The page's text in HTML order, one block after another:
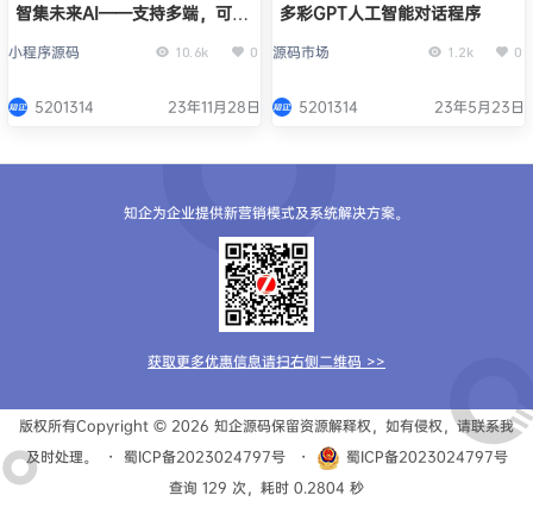
智集未来AI——支持多端，可自
小程序源码 10.6k 0
5201314 23年11月28日
多彩GPT人工智能对话程序
源码市场 1.2k 0
5201314 23年5月23日
知企为企业提供新营销模式及系统解决方案。
获取更多优惠信息请扫右侧二维码 >>
版权所有Copyright © 2026 知企源码保留资源解释权，如有侵权，请联系我
及时处理。
・ 蜀ICP备2023024797号 ・
蜀ICP备2023024797号
查询 129 次，耗时 0.2804 秒